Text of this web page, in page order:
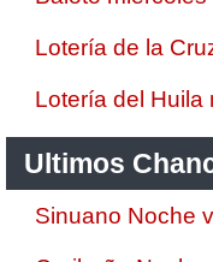
Lotería de la
Lotería del Huila
Ultimos
Sinuano Noche